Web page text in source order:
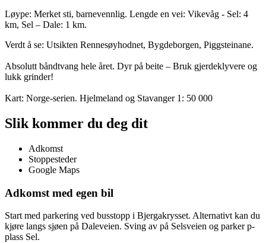
Løype: Merket sti, barnevennlig. Lengde en vei: Vikevåg - Sel: 4
km, Sel – Dale: 1 km.
Verdt å se: Utsikten Rennesøyhodnet, Bygdeborgen, Piggsteinane.
Absolutt båndtvang hele året. Dyr på beite – Bruk gjerdeklyvere og
lukk grinder!
Kart: Norge-serien. Hjelmeland og Stavanger 1: 50 000
Slik kommer du deg dit
Adkomst
Stoppesteder
Google Maps
Adkomst med egen bil
Start med parkering ved busstopp i Bjergakrysset. Alternativt kan du
kjøre langs sjøen på Daleveien. Sving av på Selsveien og parker p-
plass Sel.